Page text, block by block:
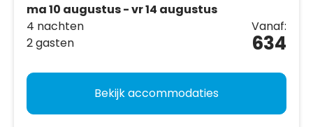
ma 10 augustus - vr 14 augustus
4 nachten
2 gasten
Vanaf:
634
Bekijk accommodaties